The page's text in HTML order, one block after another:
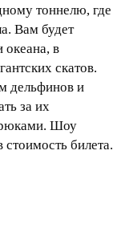
тоннелю, где
Вам будет
океана, в
скатов.
дельфинов и
за их
Шоу
билета.